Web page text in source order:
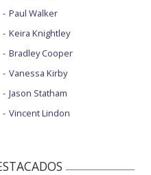
Paul Walker
Keira Knightley
Bradley Cooper
Vanessa Kirby
Jason Statham
Vincent Lindon